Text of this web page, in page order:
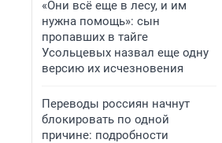
«Они всё еще в лесу, и им
нужна помощь»: сын
пропавших в тайге
Усольцевых назвал еще одну
версию их исчезновения
Переводы россиян начнут
блокировать по одной
причине: подробности